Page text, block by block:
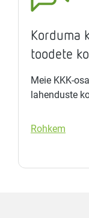
Korduma
toodete
Meie KKK-
lahenduste
Rohkem